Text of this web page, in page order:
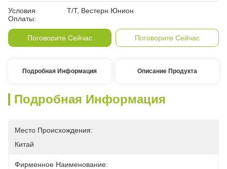
Условия
Оплаты:
Т/Т, Вестерн Юнион
Поговорите Сейчас Поговорите Сейчас
Подробная Информация Описание Продукта
Подробная Информация
Место Происхождения:
Китай
Фирменное Наименование: